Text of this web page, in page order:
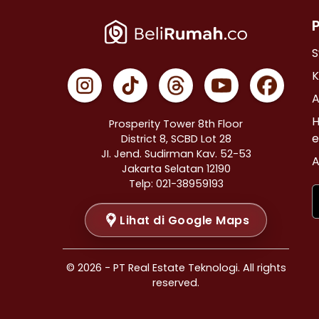
Properti Dijual di Johar Baru >
Properti Dijual di Menteng >
Properti Dijual di Tanah Abang >
Properti Dijual di Kramat >
Properti Dijual di Bendungan Hilir >
Properti Dijual di Jakarta Selatan >
Properti Dijual di Cilandak >
Properti Dijual di Gandaria Selatan >
Properti Dijual di Cipete Selatan >
Properti Dijual di Lenteng Agung >
Properti Dijual di Pondok Pinang >
Properti Dijual di Kebayoran Baru >
Properti Dijual di Mampang Prapatan >
Prosperity Tower 8th Floor
District 8, SCBD Lot 28
JI. Jend. Sudirman Kav. 52-53
Jakarta Selatan 12190
Telp: 021-38959193
Lihat di Google Maps
© 2026 - PT Real Estate Teknologi. All rights
reserved.